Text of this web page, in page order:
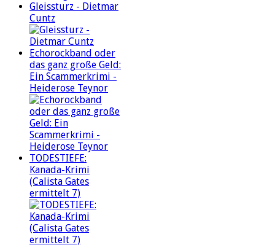
Gleissturz - Dietmar
Cuntz
Echorockband oder
das ganz große Geld:
Ein Scammerkrimi -
Heiderose Teynor
TODESTIEFE:
Kanada-Krimi
(Calista Gates
ermittelt 7)